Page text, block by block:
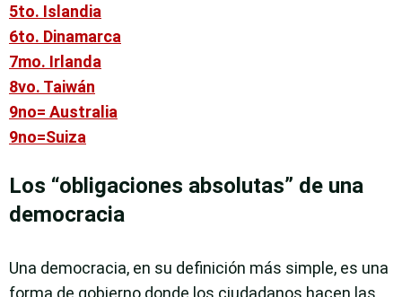
5to. Islandia
6to. Dinamarca
7mo. Irlanda
8vo. Taiwán
9no= Australia
9no=Suiza
Los “obligaciones absolutas” de una
democracia
Una democracia, en su definición más simple, es una
forma de gobierno donde los ciudadanos hacen las